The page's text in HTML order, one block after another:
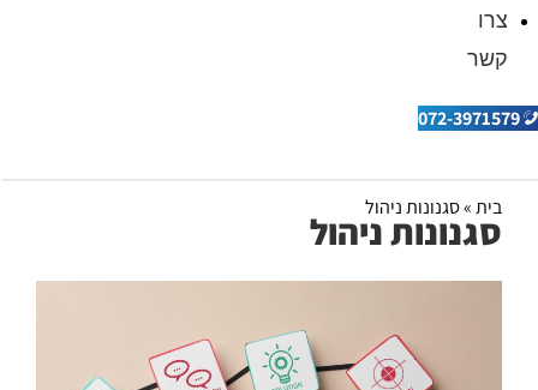
צרו
קשר
072-3971579
בית»סגנונות ניהול
סגנונות ניהול